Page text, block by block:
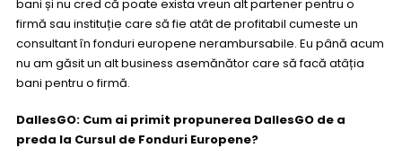
bani și nu cred că poate exista vreun alt partener pentru o
firmă sau instituție care să fie atât de profitabil cumeste un
consultant în fonduri europene nerambursabile. Eu până acum
nu am găsit un alt business asemănător care să facă atâția
bani pentru o firmă.
DallesGO: Cum ai primit propunerea DallesGO de a
preda la Cursul de Fonduri Europene?